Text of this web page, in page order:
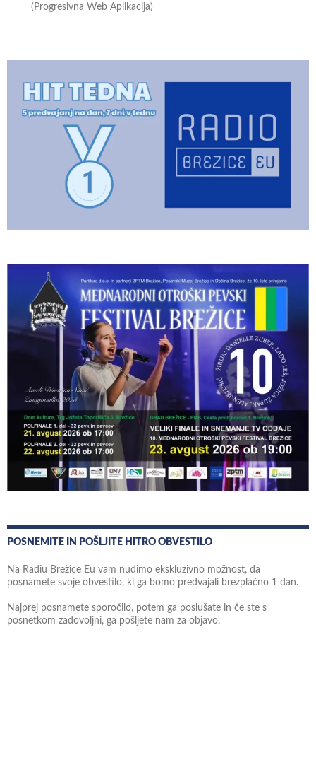
(Progresivna Web Aplikacija)
POSNEMITE IN POŠLJITE HITRO OBVESTILO
Na Radiu Brežice Eu vam nudimo ekskluzivno možnost, da
posnamete svoje obvestilo, ki ga bomo predvajali brezplačno 1 dan.
Najprej posnamete sporočilo, potem ga poslušate in če ste s
posnetkom zadovoljni, ga pošljete nam za objavo.